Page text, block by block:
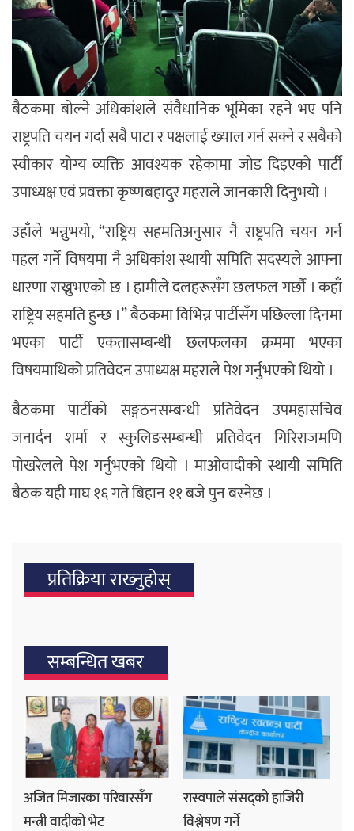
बैठकमा बोल्ने अधिकांशले संवैधानिक भूमिका रहने भए पनि
राष्ट्रपति चयन गर्दा सबै पाटा र पक्षलाई ख्याल गर्न सक्ने र सबैको
स्वीकार योग्य व्यक्ति आवश्यक रहेकामा जोड दिइएको पार्टी
उपाध्यक्ष एवं प्रवक्ता कृष्णबहादुर महराले जानकारी दिनुभयो ।
उहाँले भन्नुभयो, “राष्ट्रिय सहमतिअनुसार नै राष्ट्रपति चयन गर्न
पहल गर्ने विषयमा नै अधिकांश स्थायी समिति सदस्यले आफ्ना
धारणा राख्नुभएको छ । हामीले दलहरूसँग छलफल गर्छौ । कहाँ
राष्ट्रिय सहमति हुन्छ ।” बैठकमा विभिन्न पार्टीसँग पछिल्ला दिनमा
भएका पार्टी एकतासम्बन्धी छलफलका क्रममा भएका
विषयमाथिको प्रतिवेदन उपाध्यक्ष महराले पेश गर्नुभएको थियो ।
बैठकमा पार्टीको सङ्गठनसम्बन्धी प्रतिवेदन उपमहासचिव
जनार्दन शर्मा र स्कुलिङसम्बन्धी प्रतिवेदन गिरिराजमणि
पोखरेलले पेश गर्नुभएको थियो । माओवादीको स्थायी समिति
बैठक यही माघ १६ गते बिहान ११ बजे पुन बस्नेछ ।
प्रतिक्रिया राख्‍नुहोस्
सम्बन्धित खबर
अजित मिजारका परिवारसँग
मन्त्री वादीको भेट
रास्वपाले संसद्को हाजिरी
विश्लेषण गर्ने